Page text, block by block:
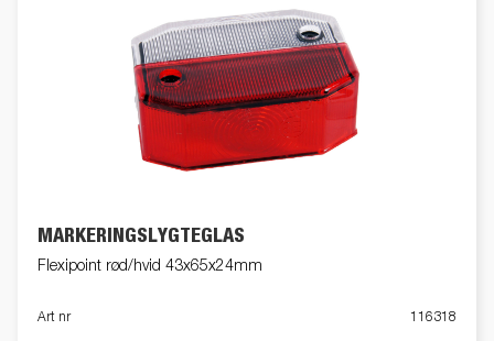
MARKERINGSLYGTEGLAS
Flexipoint rød/hvid 43x65x24mm
Art nr 116318